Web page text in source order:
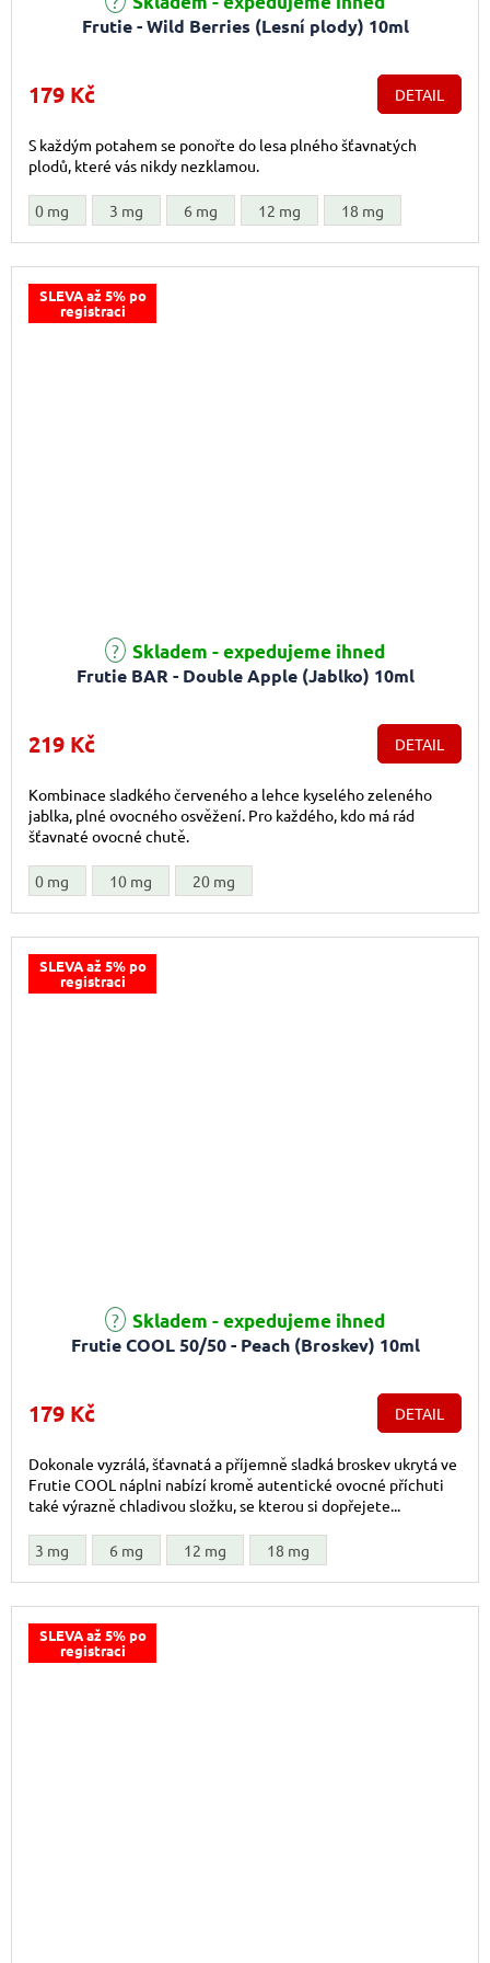
Frutie - Wild Berries (Lesní plody) 10ml
179 Kč DETAIL
S každým potahem se ponořte do lesa plného šťavnatých
plodů, které vás nikdy nezklamou.
0 mg 3 mg 6 mg 12 mg 18 mg
SLEVA až 5% po
registraci
Frutie BAR - Double Apple (Jablko) 10ml
Průměrné hodnocení produktu je 4,0 z 5 hvězdiček.
Skladem - expedujeme ihned
219 Kč DETAIL
Kombinace sladkého červeného a lehce kyselého zeleného
jablka, plné ovocného osvěžení. Pro každého, kdo má rád
šťavnaté ovocné chutě.
0 mg 10 mg 20 mg
SLEVA až 5% po
registraci
Frutie COOL 50/50 - Peach (Broskev) 10ml
Průměrné hodnocení produktu je 3,0 z 5 hvězdiček.
Skladem - expedujeme ihned
179 Kč DETAIL
Dokonale vyzrálá, šťavnatá a příjemně sladká broskev ukrytá ve
Frutie COOL náplni nabízí kromě autentické ovocné příchuti
také výrazně chladivou složku, se kterou si dopřejete...
3 mg 6 mg 12 mg 18 mg
SLEVA až 5% po
registraci